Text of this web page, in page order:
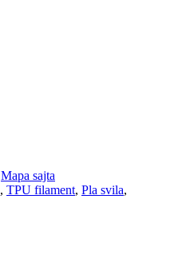
Mapa sajta
, TPU filament, Pla svila,